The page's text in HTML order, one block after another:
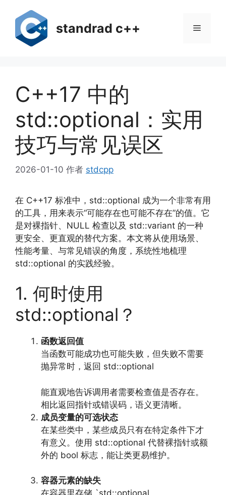
standrad c++ 菜
C++17 中的
std::optional：实用
技巧与常见误区
2026-01-10 作者 stdcpp
在 C++17 标准中，std::optional 成为一个非常有用
的工具，用来表示“可能存在也可能不存在”的值。它
是对裸指针、NULL 检查以及 std::variant 的一种
更安全、更直观的替代方案。本文将从使用场景、
性能考量、与常见错误的角度，系统性地梳理
std::optional 的实践经验。
1. 何时使用
std::optional？
函数返回值
当函数可能成功也可能失败，但失败不需要
抛异常时，返回 std::optional
能直观地告诉调用者需要检查值是否存在。
相比返回指针或错误码，语义更清晰。
成员变量的可选状态
在某些类中，某些成员只有在特定条件下才
有意义。使用 std::optional 代替裸指针或额
外的 bool 标志，能让类更易维护。
容器元素的缺失
在容器里存储 `std::optional